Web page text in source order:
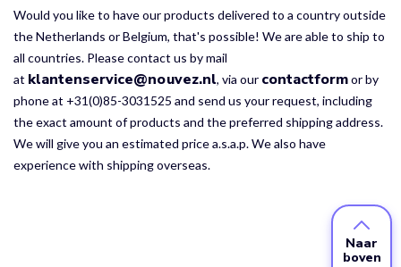
Would you like to have our products delivered to a country outside
the Netherlands or Belgium, that's possible! We are able to ship to
all countries. Please contact us by mail
at klantenservice@nouvez.nl, via our contactformor by
phone at +31(0)85-3031525 and send us your request, including
the exact amount of products and the preferred shipping address.
We will give you an estimated price a.s.a.p. We also have
experience with shipping overseas.
Naar
boven